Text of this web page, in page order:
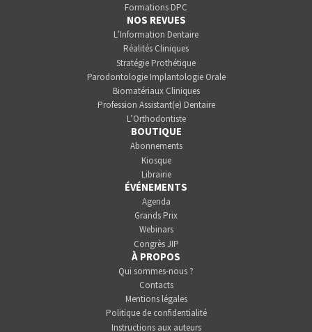
Formations DPC
NOS REVUES
L’Information Dentaire
Réalités Cliniques
Stratégie Prothétique
Parodontologie Implantologie Orale
Biomatériaux Cliniques
Profession Assistant(e) Dentaire
L’Orthodontiste
BOUTIQUE
Abonnements
Kiosque
Librairie
ÉVÉNEMENTS
Agenda
Grands Prix
Webinars
Congrès JIP
À PROPOS
Qui sommes-nous ?
Contacts
Mentions légales
Politique de confidentialité
Instructions aux auteurs